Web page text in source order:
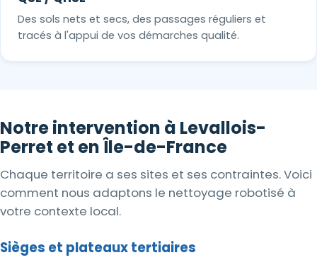
Des sols nets et secs, des passages réguliers et
tracés à l'appui de vos démarches qualité.
Notre intervention à Levallois-
Perret et en Île-de-France
Chaque territoire a ses sites et ses contraintes. Voici
comment nous adaptons le nettoyage robotisé à
votre contexte local.
Sièges et plateaux tertiaires